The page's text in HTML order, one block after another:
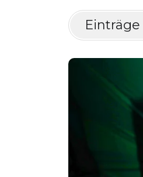
Einträge